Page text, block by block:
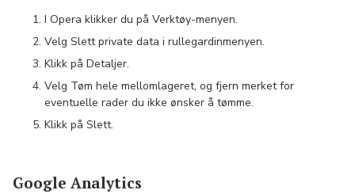
I Opera klikker du på Verktøy-menyen.
Velg Slett private data i rullegardinmenyen.
Klikk på Detaljer.
Velg Tøm hele mellomlageret, og fjern merket for
eventuelle rader du ikke ønsker å tømme.
Klikk på Slett.
Google Analytics